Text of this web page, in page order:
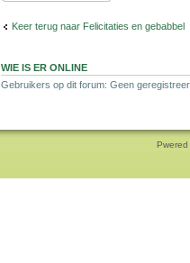
Keer terug naar Felicitaties en gebabbel
WIE IS ER ONLINE
Gebruikers op dit forum: Geen